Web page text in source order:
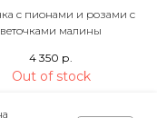
с пионами и розами с
веточками малины
4 350 р.
Out of stock